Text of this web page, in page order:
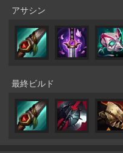
アサシン
最終ビルド